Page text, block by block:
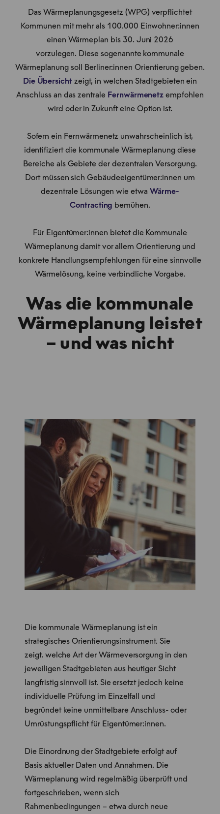
Das Wärmeplanungsgesetz (WPG) verpflichtet
Kommunen mit mehr als 100.000 Einwohner:innen
einen Wärmeplan bis 30. Juni 2026
vorzulegen. Diese sogenannte kommunale
Wärmeplanung soll Berliner:innen Orientierung geben.
Die Übersicht zeigt, in welchen Stadtgebieten ein
Anschluss an das zentrale Fernwärmenetz empfohlen
wird oder in Zukunft eine Option ist.
Sofern ein Fernwärmenetz unwahrscheinlich ist,
identifiziert die kommunale Wärmeplanung diese
Bereiche als Gebiete der dezentralen Versorgung.
Dort müssen sich Gebäudeeigentümer:innen um
dezentrale Lösungen wie etwa Wärme-
Contracting bemühen.
Für Eigentümer:innen bietet die Kommunale
Wärmeplanung damit vor allem Orientierung und
konkrete Handlungsempfehlungen für eine sinnvolle
Wärmelösung, keine verbindliche Vorgabe.
Was die kommunale
Wärmeplanung leistet
– und was nicht
Die kommunale Wärmeplanung ist ein
strategisches Orientierungsinstrument. Sie
zeigt, welche Art der Wärmeversorgung in den
jeweiligen Stadtgebieten aus heutiger Sicht
langfristig sinnvoll ist. Sie ersetzt jedoch keine
individuelle Prüfung im Einzelfall und
begründet keine unmittelbare Anschluss- oder
Umrüstungspflicht für Eigentümer:innen.
Die Einordnung der Stadtgebiete erfolgt auf
Basis aktueller Daten und Annahmen. Die
Wärmeplanung wird regelmäßig überprüft und
fortgeschrieben, wenn sich
Rahmenbedingungen – etwa durch neue